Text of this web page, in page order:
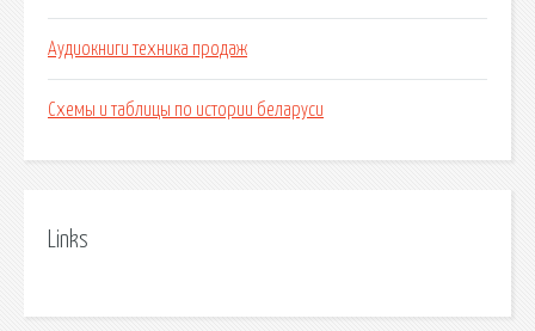
Аудиокниги техника продаж
Схемы и таблицы по истории беларуси
Links